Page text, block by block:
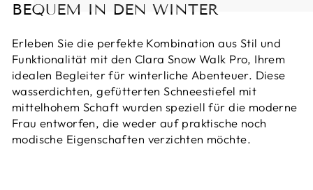
BEQUEM IN DEN WINTER
Erleben Sie die perfekte Kombination aus Stil und
Funktionalität mit den Clara Snow Walk Pro, Ihrem
idealen Begleiter für winterliche Abenteuer. Diese
wasserdichten, gefütterten Schneestiefel mit
mittelhohem Schaft wurden speziell für die moderne
Frau entworfen, die weder auf praktische noch
modische Eigenschaften verzichten möchte.